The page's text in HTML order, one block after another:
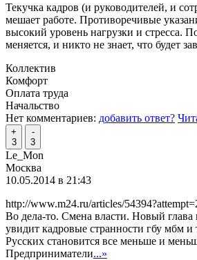
Текучка кадров (и руководителей, и
мешает работе. Противоречивые
высокий уровень нагрузки и стресса.
меняется, и никто не знает, что будет
Коллектив
Комфорт
Оплата труда
Начальство
Нет комментариев: добавить ответ?
+
3
-
3
Le_Mon
Москва
10.05.2014 в 21:43
http://www.m24.ru/articles/
Во дела-то. Смена власти. Новый глава
увидит кадровые странности гбу мбм
Русских становится все меньше и
Предприниматели...»